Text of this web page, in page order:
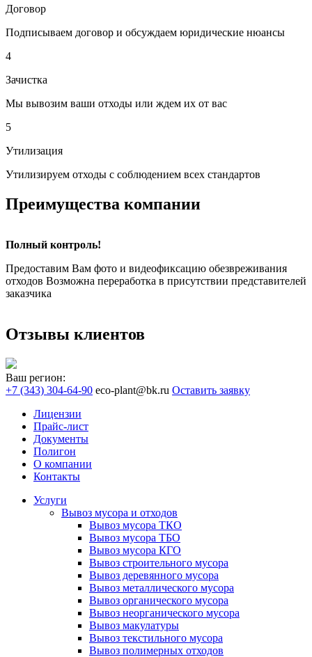
Договор
Подписываем договор и обсуждаем юридические нюансы
4
Зачистка
Мы вывозим ваши отходы или ждем их от вас
5
Утилизация
Утилизируем отходы с соблюдением всех стандартов
Преимущества компании
Полный контроль!
Предоставим Вам фото и видеофиксацию обезвреживания
отходов Возможна переработка в присутствии представителей
заказчика
Отзывы клиентов
Ваш регион:
+7 (343) 304-64-90 eco-plant@bk.ru Оставить заявку
Лицензии
Прайс-лист
Документы
Полигон
О компании
Контакты
Услуги
Вывоз мусора и отходов
Вывоз мусора ТКО
Вывоз мусора ТБО
Вывоз мусора КГО
Вывоз строительного мусора
Вывоз деревянного мусора
Вывоз металлического мусора
Вывоз органического мусора
Вывоз неорганического мусора
Вывоз макулатуры
Вывоз текстильного мусора
Вывоз полимерных отходов